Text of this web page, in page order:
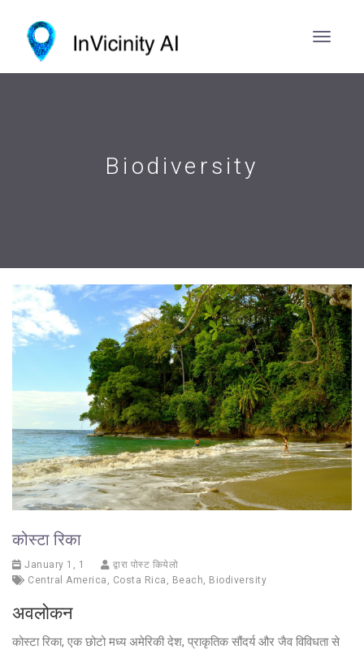
Biodiversity
कोस्टा रिका
January 1, 1
द्वारा पोस्ट कियेलो
Central America , Costa Rica , Beach, Biodiversity
अवलोकन
कोस्टा रिका, एक छोटो मध्य अमेरिकी देश, प्राकृतिक सौंदर्य और जैव विविधता से